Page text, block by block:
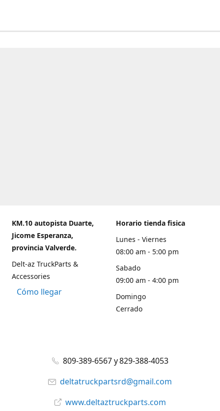
KM.10 autopista Duarte,
Jicome Esperanza,
provincia Valverde.
Delt-az TruckParts &
Accessories
Cómo llegar
Horario tienda fisica
Lunes - Viernes
08:00 am - 5:00 pm
Sabado
09:00 am - 4:00 pm
Domingo
Cerrado
809-389-6567 y 829-388-4053
deltatruckpartsrd@gmail.com
www.deltaztruckparts.com